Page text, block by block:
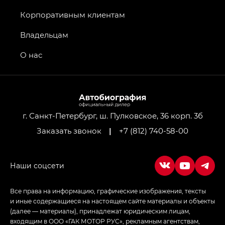
GT, Джи Эль — GL
GS4 — Джи Эс 4 (GS4) в комплектациях Джи Би
привод — GB AWD, Джи Эль Полный привод —
Джи Ти — GT, Джи Икс — GX,
Джи Икс ПРЕМИУМ — GX PREMIUM, ЛАУНЖ —
LOUNGE
Empow — Эмпау (Empow) в комплектации
г. Санкт-Петербург, ш. Пулковское, 36 корп. 3б
Заказать звонок
| +7 (812) 740-58-00
Корпоративным клиентам
Владельцам
О нас
Все права на информацию, графические изображения, тексты
и иные содержащиеся на настоящем сайте материалы и объекты
(далее — материалы), принадлежат юридическим лицам,
входящим в ООО «ГАК МОТОР РУС», рекламным агентствам,